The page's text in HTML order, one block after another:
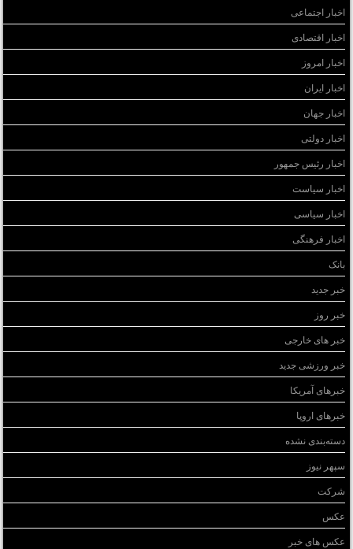
اخبار اجتماعی
اخبار اقتصادی
اخبار امروز
اخبار ایران
اخبار جهان
اخبار دولتی
اخبار رئیس جمهور
اخبار سیاست
اخبار سیاسی
اخبار فرهنگی
بانک
خبر جدید
خبر روز
خبر های خارجی
خبر ورزشی جدید
خبرهای آمریکا
خبرهای اروپا
دسته‌بندی نشده
سپهر نیوز
شرکت
عکس
عکس های خبر